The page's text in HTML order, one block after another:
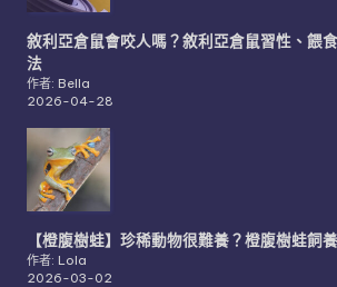
敘利亞倉鼠會咬人嗎？敘利亞倉鼠習性、餵
法
作者: Bella
2026-04-28
【橙腹樹蛙】珍稀動物很難養？橙腹樹蛙飼
作者: Lola
2026-03-02